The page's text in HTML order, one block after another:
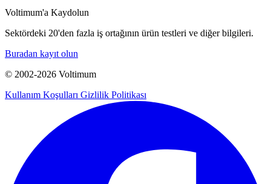
Voltimum'a Kaydolun
Sektördeki 20'den fazla iş ortağının ürün testleri ve diğer bilgileri.
Buradan kayıt olun
© 2002-2026 Voltimum
Kullanım Koşulları Gizlilik Politikası